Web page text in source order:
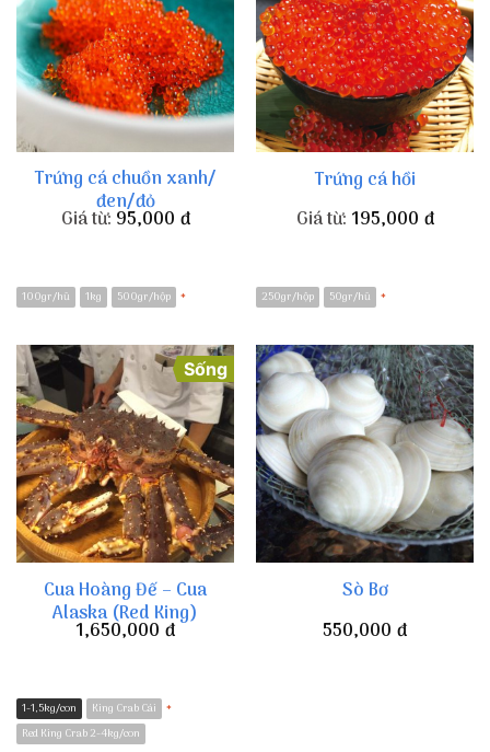
Trứng cá chuồn xanh/
đen/đỏ
Giá từ: 95,000 đ
100gr/hũ 1kg 500gr/hộp *
Trứng cá hồi
Giá từ: 195,000 đ
250gr/hộp 50gr/hũ *
Sống
Cua Hoàng Đế – Cua
Alaska (Red King)
1,650,000 đ
1-1,5kg/con
King Crab Cái
Red King Crab 2-4kg/con
*
Sò Bơ
550,000 đ